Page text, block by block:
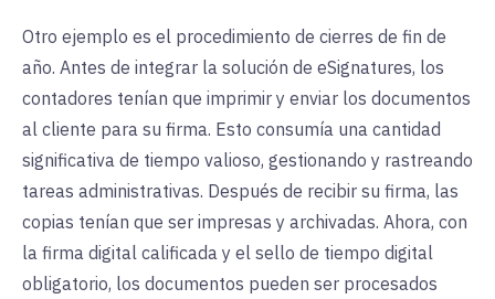
Otro ejemplo es el procedimiento de cierres de fin de
año. Antes de integrar la solución de eSignatures, los
contadores tenían que imprimir y enviar los documentos
al cliente para su firma. Esto consumía una cantidad
significativa de tiempo valioso, gestionando y rastreando
tareas administrativas. Después de recibir su firma, las
copias tenían que ser impresas y archivadas. Ahora, con
la firma digital calificada y el sello de tiempo digital
obligatorio, los documentos pueden ser procesados